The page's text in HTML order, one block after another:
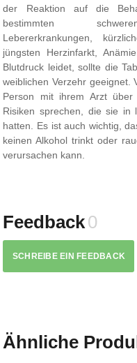
der Reaktion auf die
bestimmten schweren
Lebererkrankungen,
jüngsten Herzinfarkt,
Blutdruck leidet, sollte die
weiblichen Verzehr geeignet.
Person mit ihrem Arzt über
Risiken sprechen, die sie in
hatten. Es ist auch wichtig,
keinen Alkohol trinkt oder
verursachen kann.
Feedback0
SCHREIBE EIN FEEDBACK
Ähnliche